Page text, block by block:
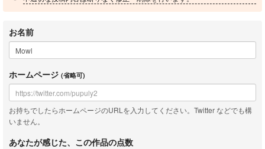
お名前
ホームページ (省略可)
お持ちでしたらホームページのURLを入力してください。Twitter などでも構
いません。
あなたが感じた、この作品の点数